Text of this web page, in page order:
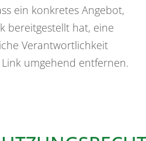
ein konkretes Angebot,
bereitgestellt hat, eine
Verantwortlichkeit
umgehend entfernen.